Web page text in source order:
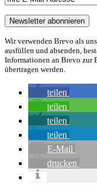
Wir verwenden Brevo als
ausfüllen und absenden,
Informationen an Brevo zur
übertragen werden.
teilen
teilen
teilen
teilen
E-Mail
drucken